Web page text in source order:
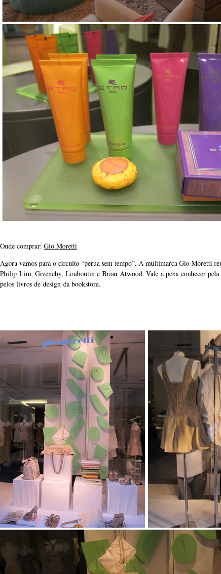
Onde comprar: Gio Moretti
Agora vamos para o circuito “perua sem tempo”. A multimarca Gio Moretti
Philip Lim, Givenchy, Louboutin e Brian Atwood. Vale a pena conhecer pela
pelos livros de design da bookstore.